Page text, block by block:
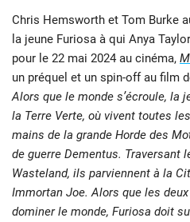
Chris Hemsworth et Tom Burke
la jeune Furiosa à qui Anya
pour le 22 mai 2024 au cinéma,
un préquel et un spin-off au film
Alors que le monde s’écroule, la
la Terre Verte, où vivent toutes
mains de la grande Horde des
de guerre Dementus. Traversant
Wasteland, ils parviennent à la
Immortan Joe. Alors que les
dominer le monde, Furiosa doit